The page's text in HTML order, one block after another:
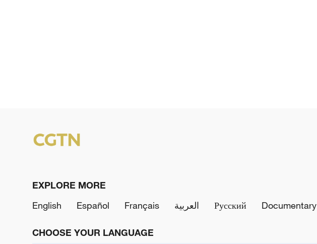
EXPLORE MORE
English
Español Français العربية Русский Documentary
CHOOSE YOUR LANGUAGE